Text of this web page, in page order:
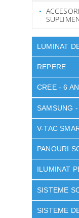
LUMINAT
REPERE
CREE - 6
SAMSUNG
V-TAC
PANOURI
ILUMINAT
SISTEME
SISTEME